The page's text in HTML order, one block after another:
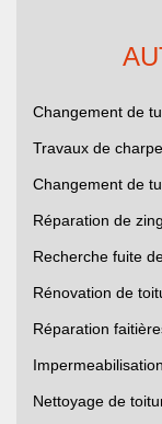
Changement de
Travaux de
Changement de
Réparation de
Recherche fuite
Rénovation de
Réparation
Nettoyage de